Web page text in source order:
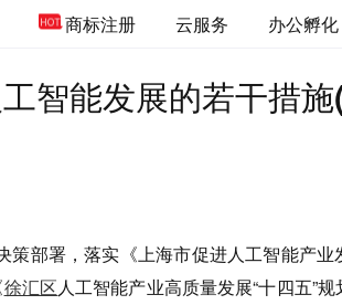
商标注册 云服务 办公孵化
智能发展的若干措
策部署，落实《上海市促进人工智能产
徐汇区人工智能产业高质量发展“十四五”规